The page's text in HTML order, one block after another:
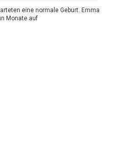
eine normale Geburt. Emma
Monate auf